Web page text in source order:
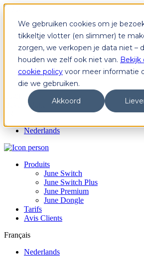
We gebruiken cookies om je
tikkeltje vlotter (en slimmer) te
zorgen, we verkopen je data niet –
houden we zelf ook niet van. Bekijk
cookie policy voor meer informatie
die we gebruiken.
Akkoord
Produits
June Switch
June Switch Plus
June Premium
June Dongle
Tarifs
Avis Clients
Devenir June
Nederlands
Produits
June Switch
June Switch Plus
June Premium
June Dongle
Tarifs
Avis Clients
Français
Nederlands